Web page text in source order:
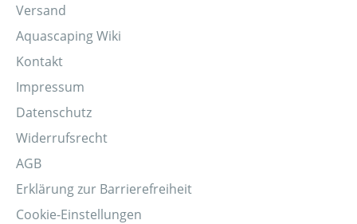
Versand
Aquascaping Wiki
Kontakt
Impressum
Datenschutz
Widerrufsrecht
AGB
Erklärung zur Barrierefreiheit
Cookie-Einstellungen